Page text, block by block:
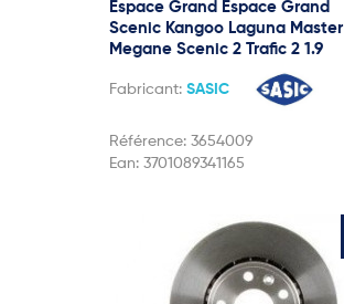
Espace Grand Espace Grand
Scenic Kangoo Laguna Master
Megane Scenic 2 Trafic 2 1.9
Fabricant: SASIC
Référence: 3654009
Ean: 3701089341165